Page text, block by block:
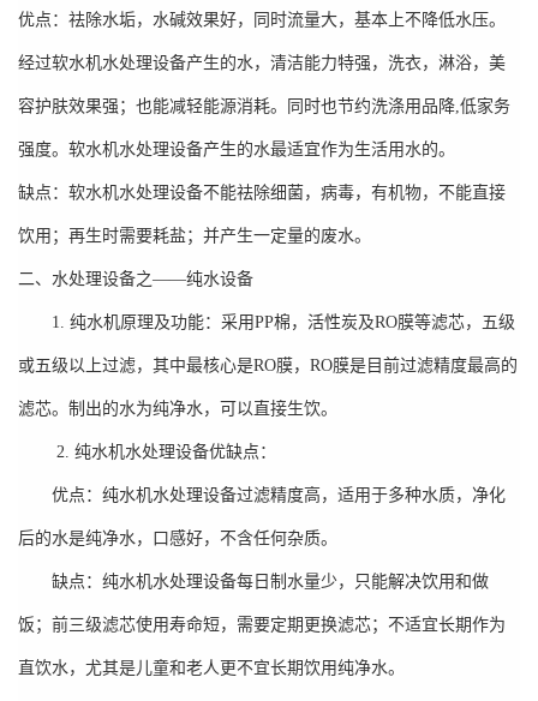
优点：祛除水垢，水碱效果好，同时流量大，基本上不降低水压。
经过软水机水处理设备产生的水，清洁能力特强，洗衣，淋浴，美
容护肤效果强；也能减轻能源消耗。同时也节约洗涤用品降,低家务
强度。软水机水处理设备产生的水最适宜作为生活用水的。
缺点：软水机水处理设备不能祛除细菌，病毒，有机物，不能直接
饮用；再生时需要耗盐；并产生一定量的废水。
二、水处理设备之——纯水设备
1. 纯水机原理及功能：采用PP棉，活性炭及RO膜等滤芯，五级
或五级以上过滤，其中最核心是RO膜， RO膜是目前过滤精度最高的
滤芯。制出的水为纯净水，可以直接生饮。
2. 纯水机水处理设备优缺点：
优点：纯水机水处理设备过滤精度高，适用于多种水质，净化
后的水是纯净水，口感好，不含任何杂质。
缺点：纯水机水处理设备每日制水量少，只能解决饮用和做
饭；前三级滤芯使用寿命短，需要定期更换滤芯；不适宜长期作为
直饮水，尤其是儿童和老人更不宜长期饮用纯净水。